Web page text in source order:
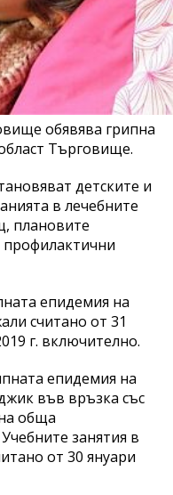
обявява грипна
Търговище.
детските и
в лечебните
плановите
епидемия на
считано от 31
г. включително.
епидемия на
във връзка със
обща
занятия в
от 30 януари